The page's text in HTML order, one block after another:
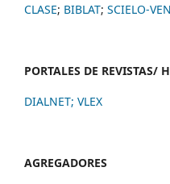
CLASE; BIBLAT; SCIELO-
PORTALES DE REVISTAS/
DIALNET; VLEX
AGREGADORES